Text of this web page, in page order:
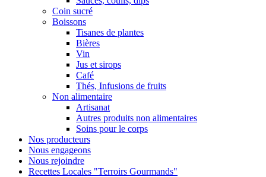
Coin sucré
Boissons
Tisanes de plantes
Bières
Vin
Jus et sirops
Café
Thés, Infusions de fruits
Non alimentaire
Artisanat
Autres produits non alimentaires
Soins pour le corps
Nos producteurs
Nous engageons
Nous rejoindre
Recettes Locales "Terroirs Gourmands"